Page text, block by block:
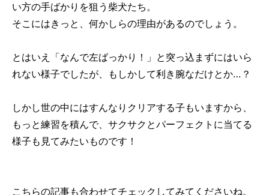
い方の手ばかりを狙う柴犬たち。
そこにはきっと、何かしらの理由があるのでしょう。
とはいえ「なんで左ばっかり！」と突っ込まずにはいら
れない様子でしたが、もしかして利き腕なだけとか…？
しかし世の中にはすんなりクリアする子もいますから、
もっと練習を積んで、サクサクとパーフェクトに当てる
様子も見てみたいものです！
こちらの記事も合わせてチェックしてみてくださいね。